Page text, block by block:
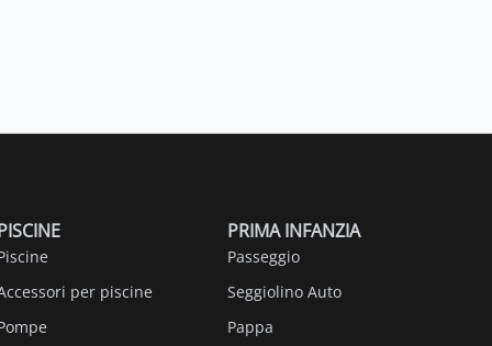
per piscine
PRIMA INFANZIA
Passeggio
Seggiolino Auto
Pappa